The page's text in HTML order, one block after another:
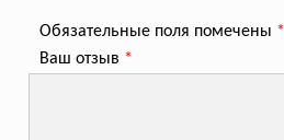
Обязательные поля помечены *
Ваш отзыв *